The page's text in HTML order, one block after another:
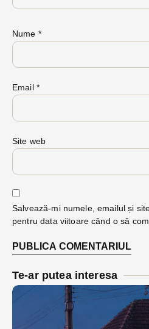
Nume *
Email *
Site web
Salvează-mi numele, emailul și
pentru data viitoare când o să
Te-ar putea interesa